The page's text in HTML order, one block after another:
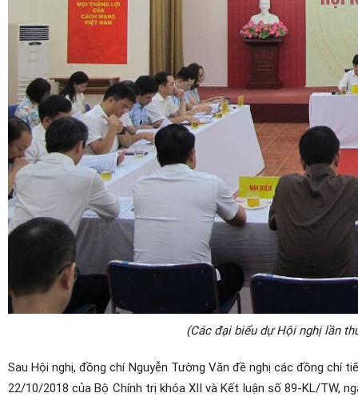
(Các đại biểu dự Hội nghị lần
Sau Hội nghị, đồng chí Nguyễn Tường Văn đề nghị các đồng chí
22/10/2018 của Bộ Chính trị khóa XII và Kết luận số 89-KL/TW,